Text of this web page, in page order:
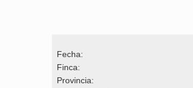
Fecha:
Finca:
Provincia: